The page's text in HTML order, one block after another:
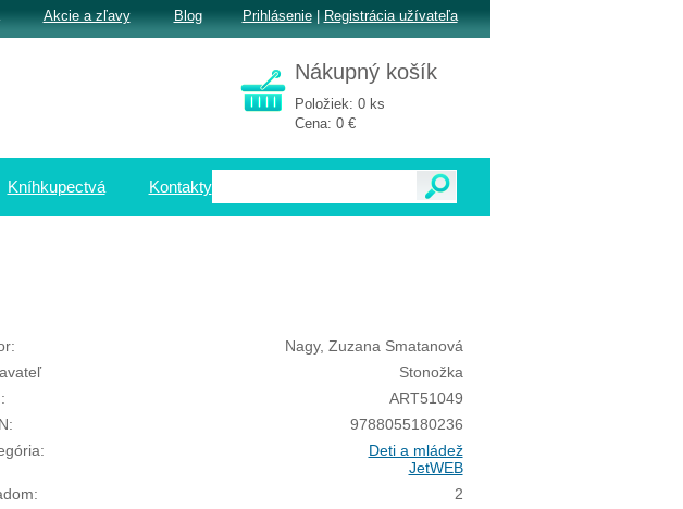
Kníhkupectvá Kontakty
Nagy, Zuzana Smatanová
Stonožka
ART51049
9788055180236
Deti a mládež
JetWEB
2
Akcie a zľavy Blog
Nákupný košík
Položiek: 0 ks
Cena: 0 €
Prihlásenie| Registrácia užívateľa